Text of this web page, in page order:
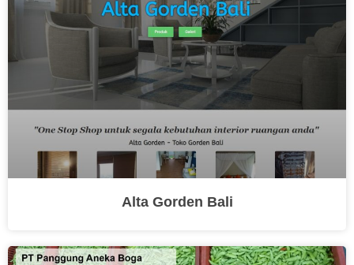
Alta Gorden Bali